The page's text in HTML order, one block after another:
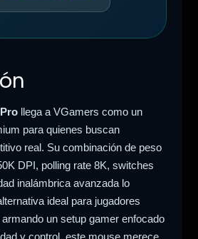
llega a VGamers como un
para quienes buscan
real. Su combinación de peso
DPI, polling rate 8K, switches
inalámbrica avanzada lo
ideal para jugadores
un setup gamer enfocado
y control, este mouse merece